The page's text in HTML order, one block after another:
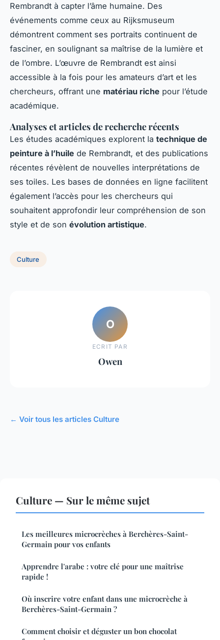
Rembrandt à capter l’âme humaine. Des
événements comme ceux au Rijksmuseum
démontrent comment ses portraits continuent de
fasciner, en soulignant sa maîtrise de la lumière et
de l’ombre. L’œuvre de Rembrandt est ainsi
accessible à la fois pour les amateurs d’art et les
chercheurs, offrant une matériau riche pour l’étude
académique.
Analyses et articles de recherche récents
Les études académiques explorent la technique de
peinture à l’huile de Rembrandt, et des publications
récentes révèlent de nouvelles interprétations de
ses toiles. Les bases de données en ligne facilitent
également l’accès pour les chercheurs qui
souhaitent approfondir leur compréhension de son
style et de son évolution artistique.
Culture
O
ECRIT PAR
Owen
← Voir tous les articles Culture
Culture — Sur le même sujet
Les meilleures microcrèches à Berchères-Saint-
Germain pour vos enfants
Apprendre l'arabe : votre clé pour une maîtrise
rapide !
Où inscrire votre enfant dans une microcrèche à
Berchères-Saint-Germain ?
Comment choisir et déguster un bon chocolat